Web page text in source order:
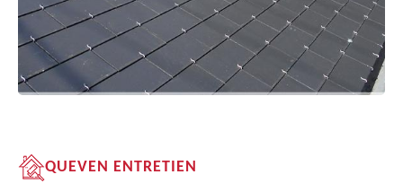
QUEVEN ENTRETIEN